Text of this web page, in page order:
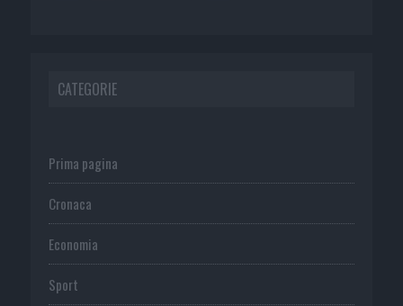
CATEGORIE
Prima pagina
Cronaca
Economia
Sport